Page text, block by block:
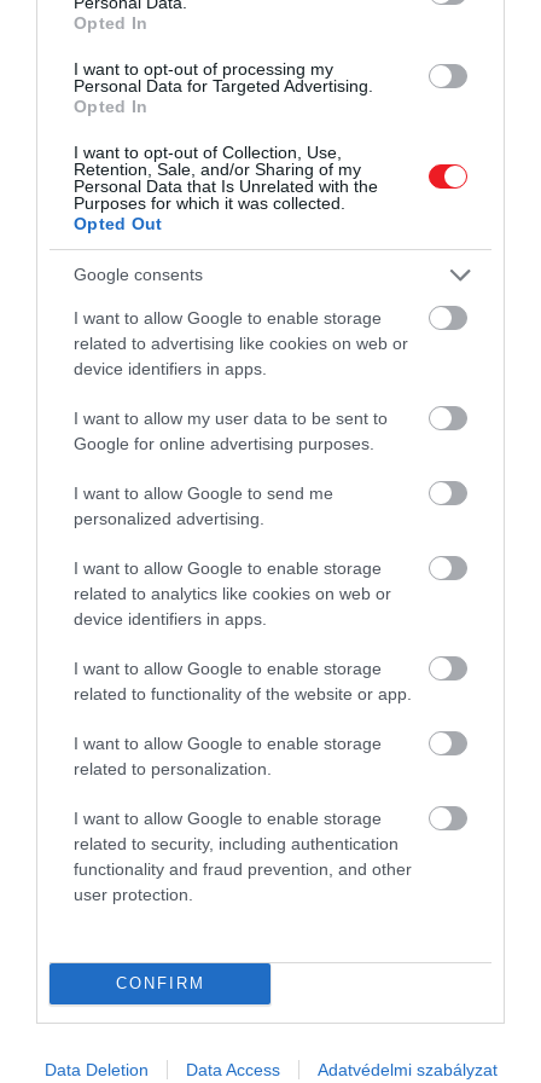
Opted In
I want to opt-out of processing my
Personal Data for Targeted Advertising.
Opted In
I want to opt-out of Collection, Use,
Retention, Sale, and/or Sharing of my
Personal Data that Is Unrelated with the
Purposes for which it was collected.
Opted Out
Google consents
I want to allow Google to enable storage
related to advertising like cookies on web or
device identifiers in apps.
I want to allow my user data to be sent to
Google for online advertising purposes.
I want to allow Google to send me
personalized advertising.
I want to allow Google to enable storage
related to analytics like cookies on web or
device identifiers in apps.
I want to allow Google to enable storage
related to functionality of the website or app.
I want to allow Google to enable storage
related to personalization.
I want to allow Google to enable storage
related to security, including authentication
functionality and fraud prevention, and other
user protection.
CONFIRM
Data Deletion Data Access Adatvédelmi szabályzat
miért sírok?
A takoyaki egy búzalisztből készített rántott
fánkgolyó, amelybe a helyiek a szigetország tengeri
gasztronómiájára jellemző alapanyagokat
csempésznek bele. Többek között polip, tempura,
finomságba. A golyócskák tetejére – a krémesség
kedvéért – majonézet és takoyaki-mártást is
szoktak kenni, végezetül pedig hínárt szórnak rá.
Kulfi – India
A sok sós utcai étel után egy édes zárja a sort.
Amikor India utcáit belepi a trópusi monszun
melege, nem tudnánk úgy sétálni egyet, hogy ne
találkozzunk egy kulfit áruló bódéval. Ez a pálcikás
jégkrémet eszünkbe juttató ínyencség egy
pisztáciából, kardamomból és sáfrányból készült
keverék felel. A tej sűrűsödése és a cukor
karamellizálódása végeredményül pedig egy olyan
hűsítő élménnyel ajándékoz meg minket, amely
Nyitókép: Fotó: Shutterstock
ÉTEL ÁZSIA
EURÓPA STREET FOOD GRÚZIA
JAPÁN INDIA LENGYELORSZÁG
KOLUMBIA VENEZUELA SÓS